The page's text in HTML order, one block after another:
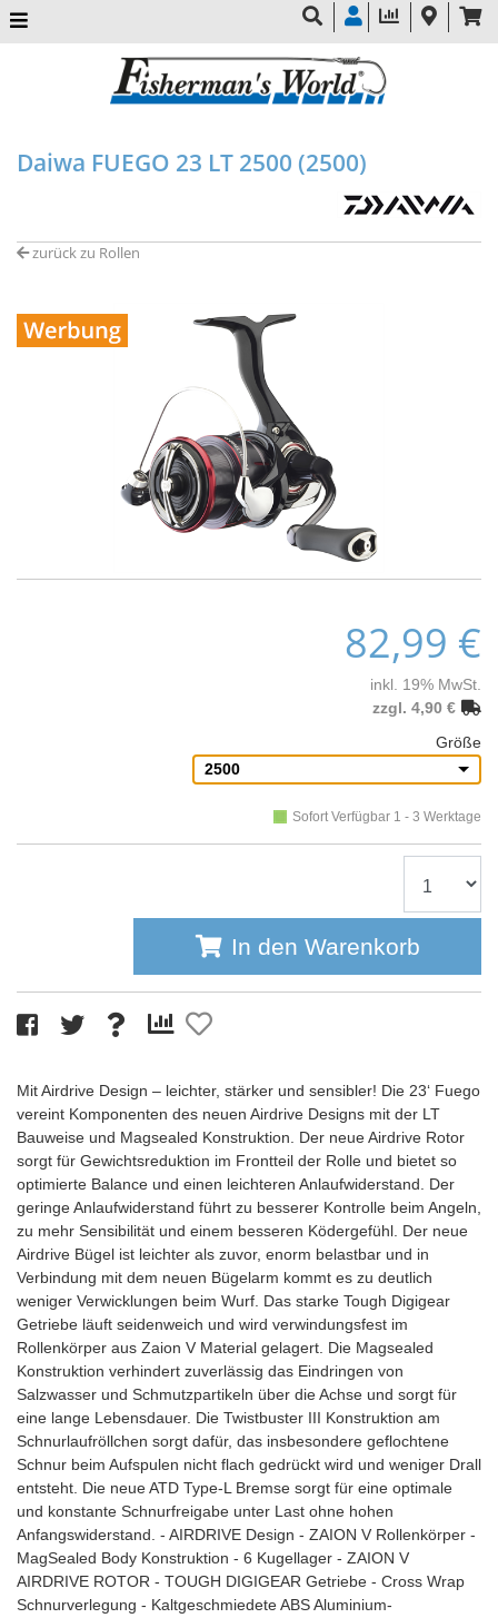
Daiwa FUEGO 23 LT 2500 (2500)
zurück zu Rollen
82,99 €
inkl. 19% MwSt.
zzgl. 4,90 €
Größe
2500
Sofort Verfügbar 1 - 3 Werktage
In den Warenkorb
Mit Airdrive Design – leichter, stärker und sensibler! Die 23‘ Fuego
vereint Komponenten des neuen Airdrive Designs mit der LT
Bauweise und Magsealed Konstruktion. Der neue Airdrive Rotor
sorgt für Gewichtsreduktion im Frontteil der Rolle und bietet so
optimierte Balance und einen leichteren Anlaufwiderstand. Der
geringe Anlaufwiderstand führt zu besserer Kontrolle beim Angeln,
zu mehr Sensibilität und einem besseren Ködergefühl. Der neue
Airdrive Bügel ist leichter als zuvor, enorm belastbar und in
Verbindung mit dem neuen Bügelarm kommt es zu deutlich
weniger Verwicklungen beim Wurf. Das starke Tough Digigear
Getriebe läuft seidenweich und wird verwindungsfest im
Rollenkörper aus Zaion V Material gelagert. Die Magsealed
Konstruktion verhindert zuverlässig das Eindringen von
Salzwasser und Schmutzpartikeln über die Achse und sorgt für
eine lange Lebensdauer. Die Twistbuster III Konstruktion am
Schnurlaufröllchen sorgt dafür, das insbesondere geflochtene
Schnur beim Aufspulen nicht flach gedrückt wird und weniger Drall
entsteht. Die neue ATD Type-L Bremse sorgt für eine optimale
und konstante Schnurfreigabe unter Last ohne hohen
Anfangswiderstand. - AIRDRIVE Design - ZAION V Rollenkörper -
MagSealed Body Konstruktion - 6 Kugellager - ZAION V
AIRDRIVE ROTOR - TOUGH DIGIGEAR Getriebe - Cross Wrap
Schnurverlegung - Kaltgeschmiedete ABS Aluminium-